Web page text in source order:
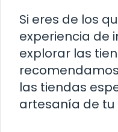
Si eres de los
experiencia de
explorar las
las tiendas
artesanía de tu